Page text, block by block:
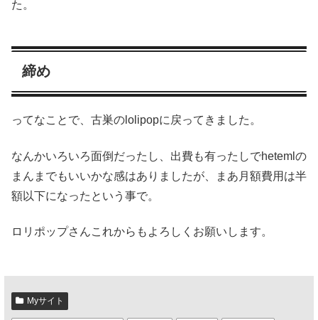
た。
締め
ってなことで、古巣のlolipopに戻ってきました。
なんかいろいろ面倒だったし、出費も有ったしでhetemlの
まんまでもいいかな感はありましたが、まあ月額費用は半
額以下になったという事で。
ロリポップさんこれからもよろしくお願いします。
Myサイト